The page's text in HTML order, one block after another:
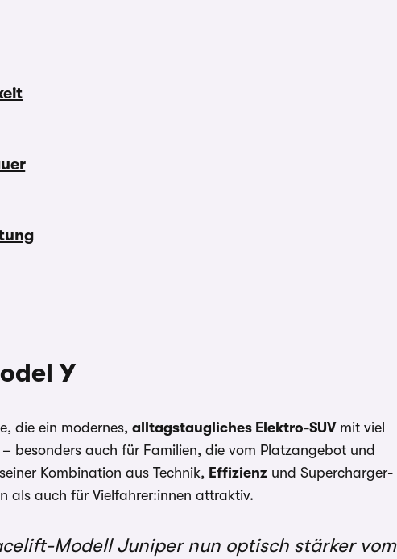
Y
die ein modernes, alltagstaugliches Elektro-SUVmit viel
besonders auch für Familien, die vom Platzangebot und
Kombination aus Technik, Effizienz und Supercharger-
als auch für Vielfahrer:innen attraktiv.
Modell Juniper nun optisch stärker vom